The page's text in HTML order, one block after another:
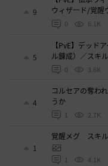
9
ウィザード/覚
0 6.1K
5
【PvE】デッド
ル錬成）／スキ
0 3.6K
4
コルセアの奪
うか
1 2.7K
1
覚醒メグ スキ
1 4.1K